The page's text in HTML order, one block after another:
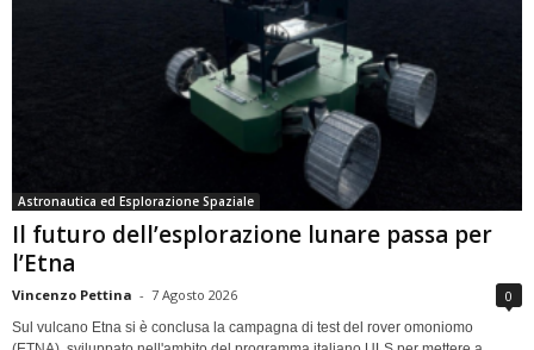
Astronautica ed Esplorazione Spaziale
Il futuro dell’esplorazione lunare passa per
l’Etna
Vincenzo Pettina - 7 Agosto 2026 0
Sul vulcano Etna si è conclusa la campagna di test del rover omoniomo